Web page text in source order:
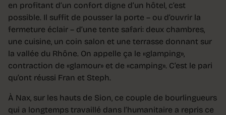
en profitant d’un confort digne d’un hôtel, c’est
possible. Il suffit de pousser la porte – ou d’ouvrir la
fermeture éclair – d’une tente safari: deux chambres,
une cuisine, un coin salon et une terrasse donnant sur
la vallée du Rhône. On appelle ça le «glamping»,
contraction de «glamour» et de «camping». C’est le pari
qu’ont réussi Fran et Steph.
À Nax, sur les hauts de Sion, ce couple de bourlingueurs
qui a longtemps travaillé dans l’humanitaire a repris ce